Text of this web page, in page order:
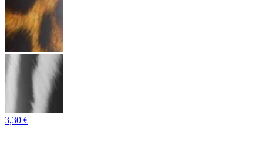
3,30 €